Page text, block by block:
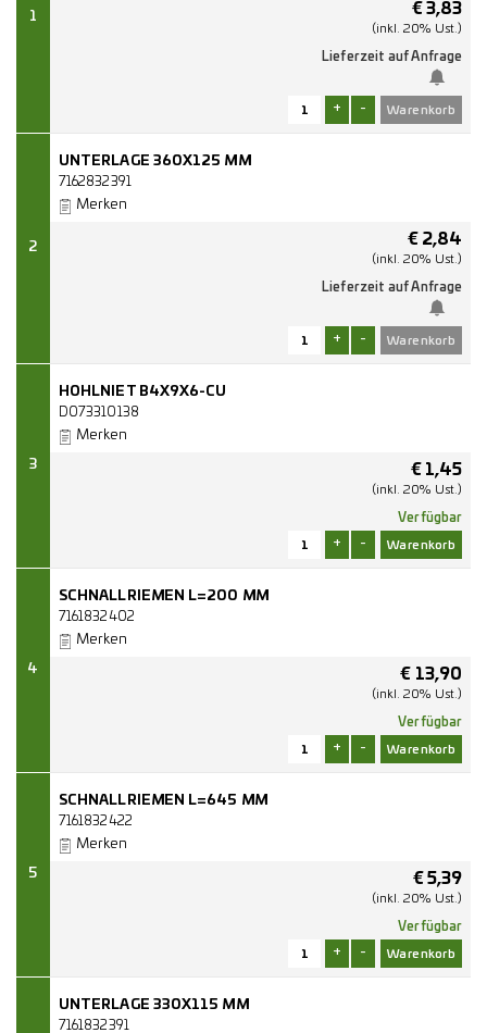
1 € 3,83
(inkl. 20% Ust.)
Lieferzeit auf Anfrage
+ -
2
UNTERLAGE 360X125 MM
7162832391
Merken
€ 2,84
(inkl. 20% Ust.)
Lieferzeit auf Anfrage
+ -
3
HOHLNIET B4X9X6-CU
D073310138
Merken
€ 1,45
(inkl. 20% Ust.)
Verfügbar
+ -
4
SCHNALLRIEMEN L=200 MM
7161832402
Merken
€ 13,90
(inkl. 20% Ust.)
Verfügbar
+ -
5
SCHNALLRIEMEN L=645 MM
7161832422
Merken
€ 5,39
(inkl. 20% Ust.)
Verfügbar
+ -
UNTERLAGE 330X115 MM
7161832391